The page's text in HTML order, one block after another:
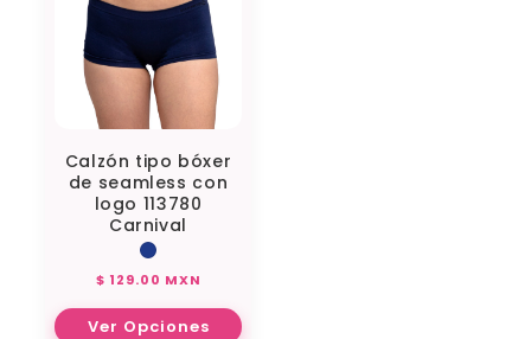
Calzón tipo bóxer
de seamless con
logo 113780
Carnival
Precio
habitual
$ 129.00 MXN
Ver Opciones